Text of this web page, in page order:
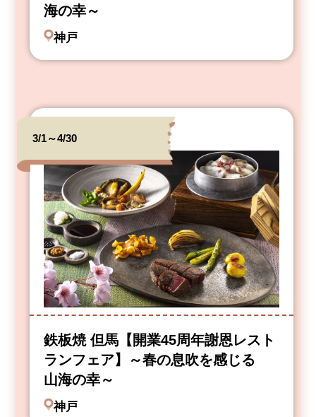
海の幸～
神戸
3/1～4/30
鉄板焼 但馬【開業45周年謝恩レスト
ランフェア】～春の息吹を感じる
山海の幸～
神戸